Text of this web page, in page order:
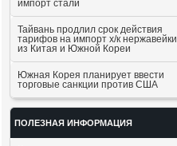
импорт стали
Тайвань продлил срок действия
тарифов на импорт х/к нержавейки
из Китая и Южной Кореи
Южная Корея планирует ввести
торговые санкции против США
ПОЛЕЗНАЯ ИНФОРМАЦИЯ